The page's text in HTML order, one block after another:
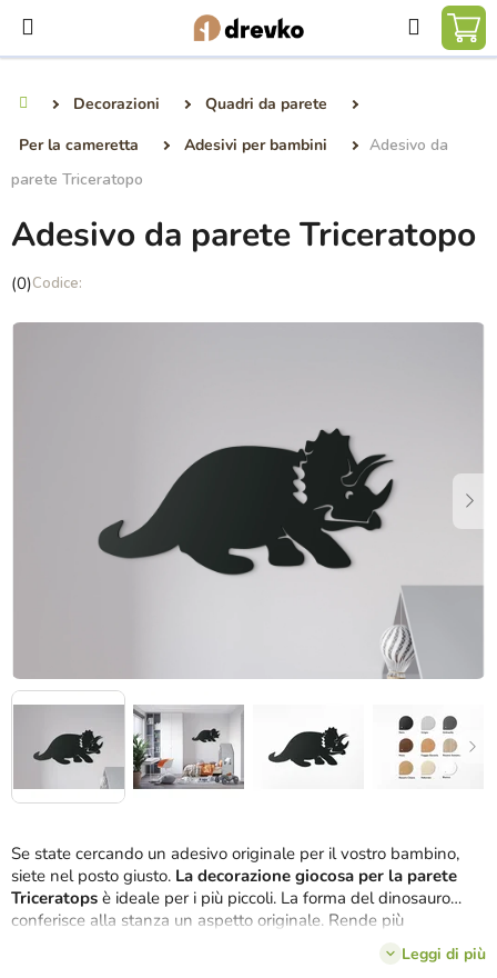
contenuto
Ricerca
Decorazioni
Quadri da parete
Per la cameretta
Adesivi per bambini
Adesivo da
parete Triceratopo
Se state cercando un adesivo originale per il vostro bambino,
siete nel posto giusto. La decorazione giocosa per la parete
Triceratops è ideale per i più piccoli. La forma del dinosauro
conferisce alla stanza un aspetto originale. Rende più
accogliente la cameretta dei bambini, che avranno così un
custodirà attentamente la loro stanza.
Leggi di più
Adesivo da parete Triceratopo
La
media
(0)